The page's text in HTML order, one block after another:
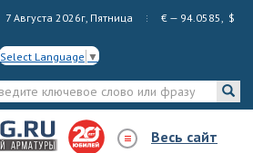
7 Августа 2026г, Пятница € — 94.0585, $
Select Language ▼
Весь сайт